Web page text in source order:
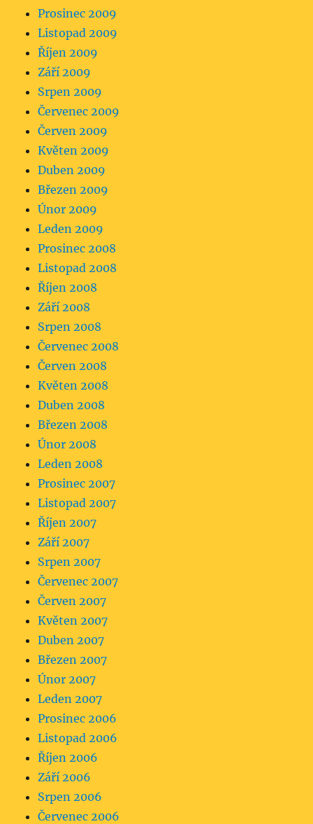
Prosinec 2009
Listopad 2009
Říjen 2009
Září 2009
Srpen 2009
Červenec 2009
Červen 2009
Květen 2009
Duben 2009
Březen 2009
Únor 2009
Leden 2009
Prosinec 2008
Listopad 2008
Říjen 2008
Září 2008
Srpen 2008
Červenec 2008
Červen 2008
Květen 2008
Duben 2008
Březen 2008
Únor 2008
Leden 2008
Prosinec 2007
Listopad 2007
Říjen 2007
Září 2007
Srpen 2007
Červenec 2007
Červen 2007
Květen 2007
Duben 2007
Březen 2007
Únor 2007
Leden 2007
Prosinec 2006
Listopad 2006
Říjen 2006
Září 2006
Srpen 2006
Červenec 2006